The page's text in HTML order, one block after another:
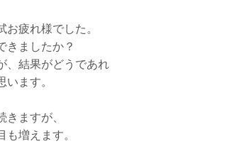
疲れ様でした。
きましたか？
、結果がどうであれ
ます。
ますが、
増えます。